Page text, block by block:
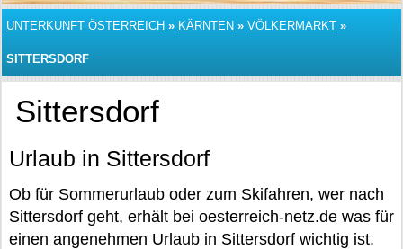
UNTERKUNFT ÖSTERREICH » KÄRNTEN » VÖLKERMARKT »
SITTERSDORF
Sittersdorf
Urlaub in Sittersdorf
Ob für Sommerurlaub oder zum Skifahren, wer nach
Sittersdorf geht, erhält bei oesterreich-netz.de was für
einen angenehmen Urlaub in Sittersdorf wichtig ist.